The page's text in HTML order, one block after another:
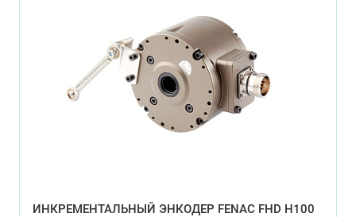
ИНКРЕМЕНТАЛЬНЫЙ ЭНКОДЕР FENAC FHD H100